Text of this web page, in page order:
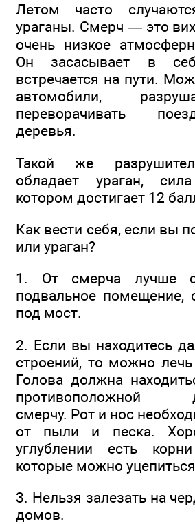
Летом часто
ураганы. Смерч — это
очень низкое
Он засасывает в
встречается на пути.
автомобили,
переворачивать
деревья.
Такой же
обладает ураган,
котором достигает 12
Как вести себя, если вы
или ураган?
1. От смерча лучше
подвальное помещение,
под мост.
2. Если вы находитесь
строений, то можно
Голова должна
противоположной
смерчу. Рот и нос
от пыли и песка.
углублении есть
которые можно
3. Нельзя залезать на
домов.